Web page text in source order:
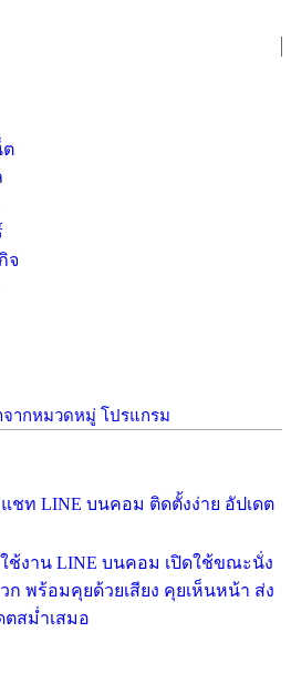
ต
จ
ากหมวดหมู่ โปรแกรม
ชท LINE บนคอม ติดตั้งง่าย อัปเดต
ช้งาน LINE บนคอม เปิดใช้ขณะนั่ง
ก พร้อมคุยด้วยเสียง คุยเห็นหน้า ส่ง
ตสม่ำเสมอ